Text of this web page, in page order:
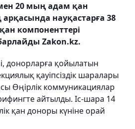
20 мың адам қан
науқастарға 38
компоненттері
Zakon.kz.
донорларға қойылатын
қауіпсіздік шаралары
Өңірлік коммуникациялар
айтылды. Іс-шара 14
қан доноры күніне орай